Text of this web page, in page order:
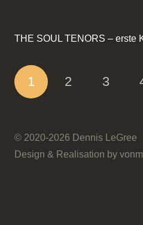
THE SOUL TENORS – erste
1 2 3
© 2020-2026 Dennis LeGree
Design & Realisation by